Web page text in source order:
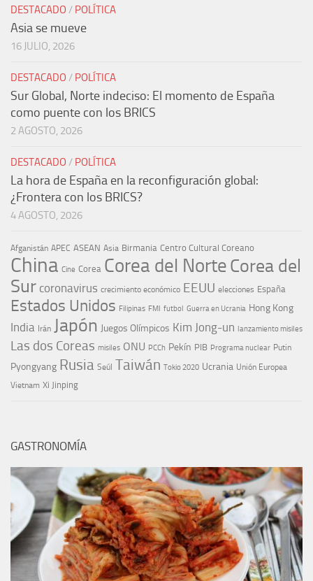
DESTACADO / POLÍTICA
Asia se mueve
16 JULIO, 2026
DESTACADO / POLÍTICA
Sur Global, Norte indeciso: El momento de España
como puente con los BRICS
2 AGOSTO, 2026
DESTACADO / POLÍTICA
La hora de España en la reconfiguración global:
¿Frontera con los BRICS?
4 AGOSTO, 2026
Afganistán APEC ASEAN Asia Birmania Centro Cultural Coreano
China Cine Corea Corea del NorteCorea del
Sur coronavirus crecimiento económico EEUU elecciones España
Estados Unidos Filipinas FMI futbol Guerra en Ucrania Hong Kong
India Irán Japón Juegos Olímpicos Kim Jong-un lanzamiento misiles
Las dos Coreas misiles ONU PCCh Pekín PIB Programa nuclear Putin
Pyongyang Rusia Seúl Taiwán Tokio 2020 Ucrania Unión Europea
Vietnam Xi Jinping
GASTRONOMÍA